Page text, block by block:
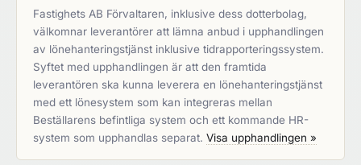
Fastighets AB Förvaltaren, inklusive dess dotterbolag,
välkomnar leverantörer att lämna anbud i upphandlingen
av lönehanteringstjänst inklusive tidrapporteringssystem.
Syftet med upphandlingen är att den framtida
leverantören ska kunna leverera en lönehanteringstjänst
med ett lönesystem som kan integreras mellan
Beställarens befintliga system och ett kommande HR-
system som upphandlas separat. Visa upphandlingen »